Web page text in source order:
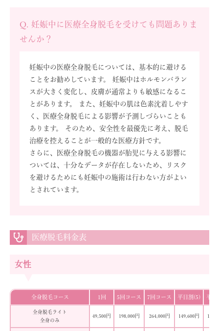
Q. 妊娠中に医療全身脱毛を受けても問題ありま
せんか？
妊娠中の医療全身脱毛については、基本的に避ける
ことをお勧めしています。 妊娠中はホルモンバラン
スが大きく変化し、皮膚が通常よりも敏感になるこ
とがあります。 また、妊娠中の肌は色素沈着しやす
く、医療全身脱毛による影響が予測しづらいことも
あります。 そのため、安全性を最優先に考え、脱毛
治療を控えることが一般的な医療方針です。
さらに、医療全身脱毛の機器が胎児に与える影響に
ついては、十分なデータが存在しないため、リスク
を避けるためにも妊娠中の施術は行わない方がよい
とされています。
医療脱毛料金表
女性
全身脱毛コース 1回 5回コース 7回コース 平日割(5) 平日
全身脱毛ライト
全身のみ
49,500円 198,000円 264,000円 149,600円